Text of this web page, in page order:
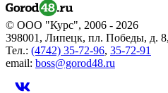
© ООО "Курс", 2006 - 2026
398001, Липецк, пл. Победы, д.
Тел.: (4742) 35-72-96, 35-72-91
email: boss@gorod48.ru